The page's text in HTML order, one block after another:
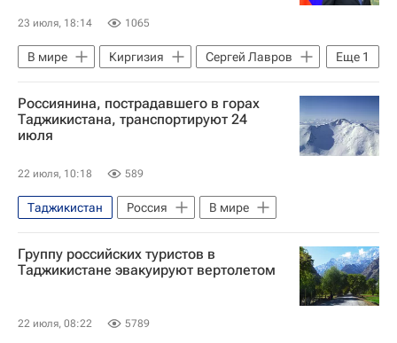
Российское историческое общество
Российское военно-историческое общество (РВИО)
23 июля, 18:14 1065
Еще 1
В мире Киргизия
Сергей Лавров
ШОС
Россиянина, пострадавшего в горах
Таджикистана, транспортируют 24
июля
22 июля, 10:18 589
Таджикистан Россия В мире
Группу российских туристов в
Таджикистане эвакуируют вертолетом
22 июля, 08:22 5789